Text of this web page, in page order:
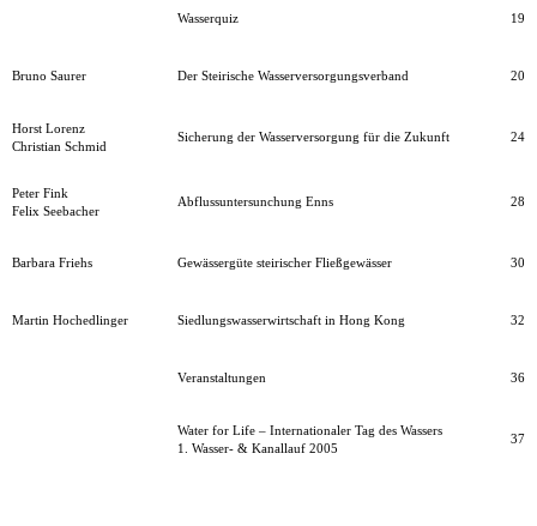
Wasserquiz 19
Bruno Saurer Der Steirische Wasserversorgungsverband 20
Horst Lorenz
Christian Schmid
Sicherung der Wasserversorgung für die Zukunft 24
Peter Fink
Felix Seebacher
Abflussuntersunchung Enns 28
Barbara Friehs Gewässergüte steirischer Fließgewässer 30
Martin Hochedlinger Siedlungswasserwirtschaft in Hong Kong 32
Veranstaltungen 36
Water for Life – Internationaler Tag des Wassers
1. Wasser- & Kanallauf 2005
37